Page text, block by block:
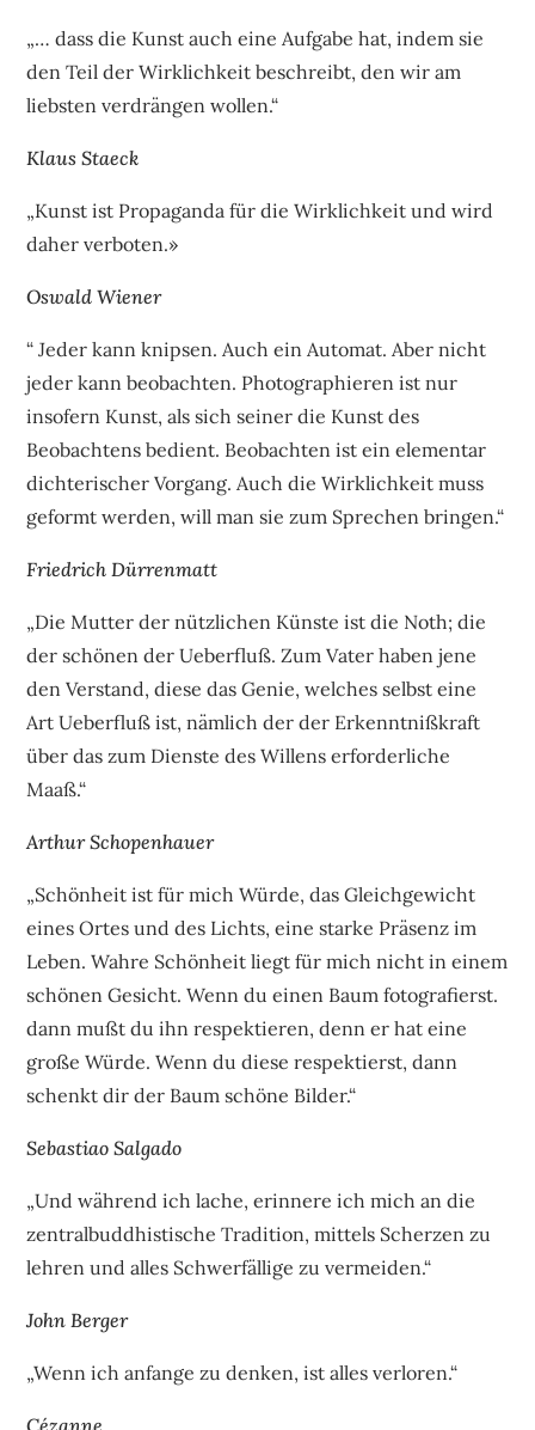
„… dass die Kunst auch eine Aufgabe hat, indem sie
den Teil der Wirklichkeit beschreibt, den wir am
liebsten verdrängen wollen.“
Klaus Staeck
„Kunst ist Propaganda für die Wirklichkeit und wird
daher verboten.»
Oswald Wiener
“ Jeder kann knipsen. Auch ein Automat. Aber nicht
jeder kann beobachten. Photographieren ist nur
insofern Kunst, als sich seiner die Kunst des
Beobachtens bedient. Beobachten ist ein elementar
dichterischer Vorgang. Auch die Wirklichkeit muss
geformt werden, will man sie zum Sprechen bringen.“
Friedrich Dürrenmatt
„Die Mutter der nützlichen Künste ist die Noth; die
der schönen der Ueberfluß. Zum Vater haben jene
den Verstand, diese das Genie, welches selbst eine
Art Ueberfluß ist, nämlich der der Erkenntnißkraft
über das zum Dienste des Willens erforderliche
Maaß.“
Arthur Schopenhauer
„Schönheit ist für mich Würde, das Gleichgewicht
eines Ortes und des Lichts, eine starke Präsenz im
Leben. Wahre Schönheit liegt für mich nicht in einem
schönen Gesicht. Wenn du einen Baum fotografierst.
dann mußt du ihn respektieren, denn er hat eine
große Würde. Wenn du diese respektierst, dann
schenkt dir der Baum schöne Bilder.“
Sebastiao Salgado
„Und während ich lache, erinnere ich mich an die
zentralbuddhistische Tradition, mittels Scherzen zu
lehren und alles Schwerfällige zu vermeiden.“
John Berger
„Wenn ich anfange zu denken, ist alles verloren.“